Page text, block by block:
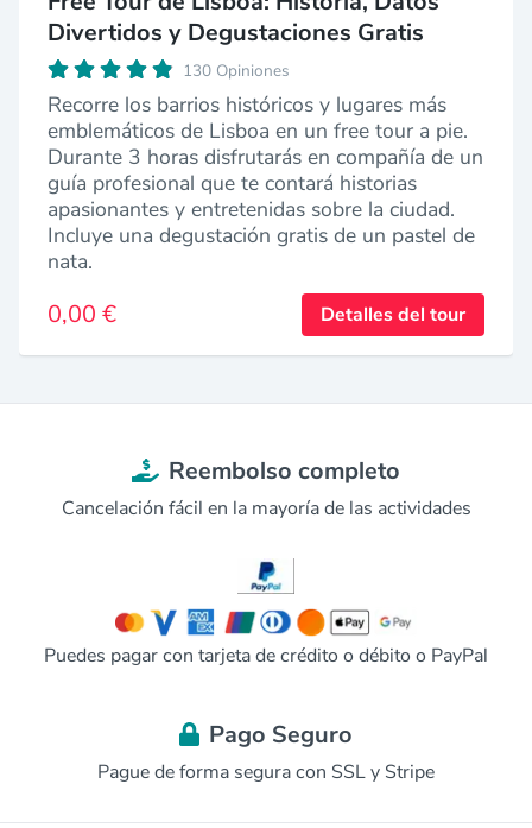
Divertidos y Degustaciones Gratis
130 Opiniones
Recorre los barrios históricos y lugares más
emblemáticos de Lisboa en un free tour a pie.
Durante 3 horas disfrutarás en compañía de un
guía profesional que te contará historias
apasionantes y entretenidas sobre la ciudad.
Incluye una degustación gratis de un pastel de
nata.
0,00 € Detalles del tour
Reembolso completo
Cancelación fácil en la mayoría de las actividades
Puedes pagar con tarjeta de crédito o débito o PayPal
Pago Seguro
Pague de forma segura con SSL y Stripe